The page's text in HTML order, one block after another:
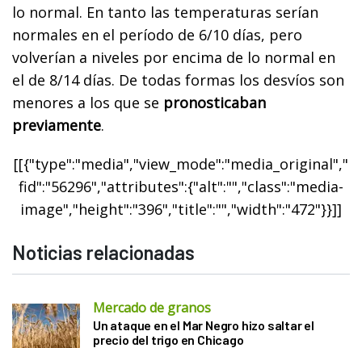
lo normal. En tanto las temperaturas serían
normales en el período de 6/10 días, pero
volverían a niveles por encima de lo normal en
el de 8/14 días. De todas formas los desvíos son
menores a los que se pronosticaban
previamente.
[[{"type":"media","view_mode":"media_original","
fid":"56296","attributes":{"alt":"","class":"media-
image","height":"396","title":"","width":"472"}}]]
Noticias relacionadas
Mercado de granos
Un ataque en el Mar Negro hizo saltar el
precio del trigo en Chicago